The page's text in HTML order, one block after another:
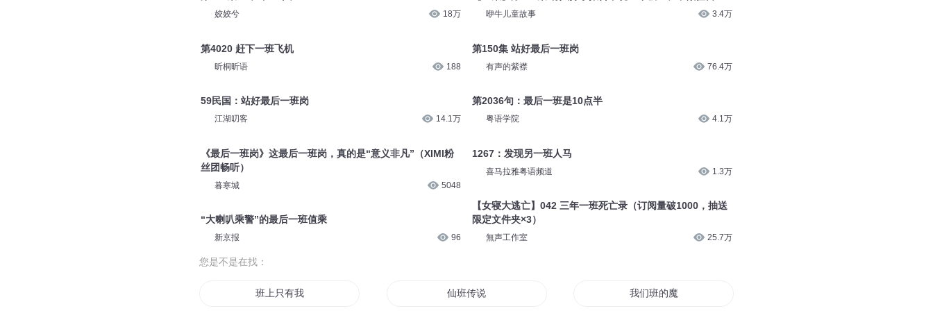
姣姣兮 18万
第4020 赶下一班飞机
昕桐昕语 188
59民国：站好最后一班岗
江湖叨客 14.1万
《最后一班岗》这最后一班岗，真的是“意义非凡”（XIMI粉
丝团畅听）
暮寒城 5048
“大喇叭乘警”的最后一班值乘
新京报 96
咿牛儿童故事 3.4万
第150集 站好最后一班岗
有声的紫襟 76.4万
第2036句：最后一班是10点半
粤语学院 4.1万
1267：发现另一班人马
喜马拉雅粤语频道 1.3万
【女寝大逃亡】042 三年一班死亡录（订阅量破1000，抽送
限定文件夹×3）
無声工作室 25.7万
您是不是在找：
班上只有我一个男生 仙班传说 我们班的魔法世界